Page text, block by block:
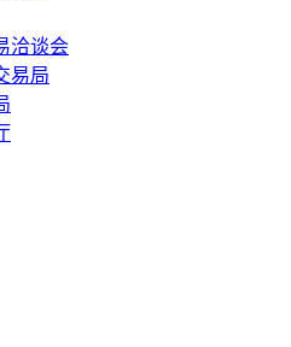
洽谈会
易局